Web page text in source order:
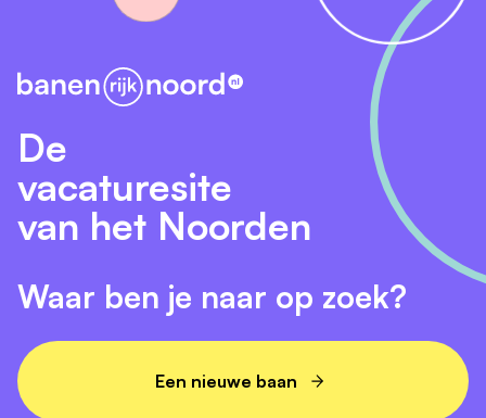
Neem dan eens een kijkje bij deze vergelijkbare
Facilitair medewerker vacatures in Groningen
Beheerder vacatures Groningen
Onderhoudsmedewerker vacatures Groningen
De
vacaturesite
van het Noorden
Waar ben je naar op zoek?
Een nieuwe baan